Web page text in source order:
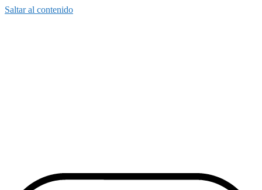
Saltar al contenido